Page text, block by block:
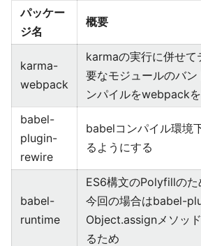
パッケー
ジ名
概要
karma-
webpack
karmaの実行に併せて
要なモジュールのバン
ンパイルをwebpack
babel-
plugin-
rewire
babelコンパイル環境
るようにする
babel-
runtime
ES6構文のPolyfillのた
今回の場合はbabel-
Object.assignメソッ
るため